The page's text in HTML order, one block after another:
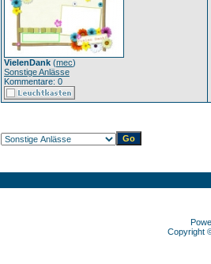
VielenDank (mec)
Sonstige Anlässe
Kommentare: 0
Copyright